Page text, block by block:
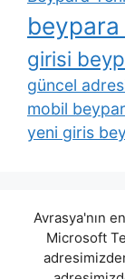
beypara
girisi
güncel
mobil
yeni giris
Avrasya'nın
Microsoft